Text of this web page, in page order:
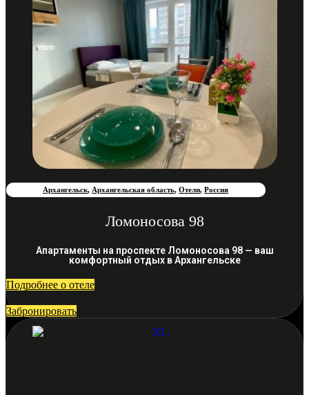
Архангельск, Архангельская область,Отели,Россия
Ломоносова 98
Апартаменты на проспекте Ломоносова 98 — ваш
комфортный отдых в Архангельске
Подробнее о отеле
Забронировать